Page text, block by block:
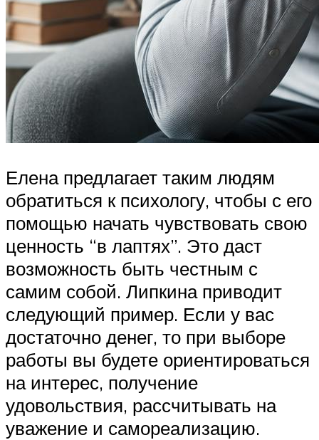
Елена предлагает таким людям
обратиться к психологу, чтобы с его
помощью начать чувствовать свою
ценность “в лаптях”. Это даст
возможность быть честным с
самим собой. Липкина приводит
следующий пример. Если у вас
достаточно денег, то при выборе
работы вы будете ориентироваться
на интерес, получение
удовольствия, рассчитывать на
уважение и самореализацию.